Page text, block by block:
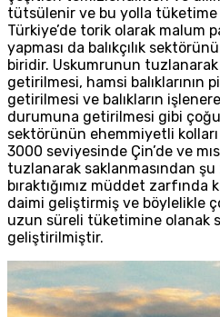
tütsülenir ve bu yolla tüketime
Türkiye’de torik olarak malum
yapması da balıkçılık
biridir. Uskumrunun
getirilmesi, hamsi balıklarının
getirilmesi ve balıkların
durumuna getirilmesi gibi çoğu
sektörünün ehemmiyetli kolları
3000 seviyesinde Çin’de ve
tuzlanarak saklanmasından
bıraktığımız müddet zarfında
daimi geliştirmiş ve böylelikle
uzun süreli tüketimine olanak
geliştirilmiştir.